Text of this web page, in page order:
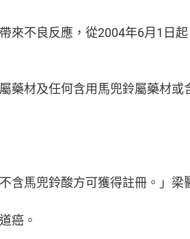
來不良反應，從2004年6月1日
藥材及任何含用馬兜鈴屬藥材或
含馬兜鈴酸方可獲得註冊。」梁
癌。